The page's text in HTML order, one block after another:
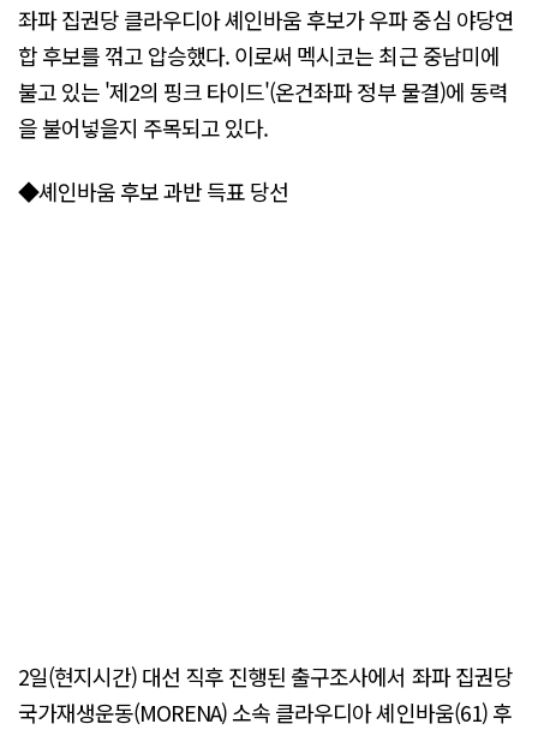
좌파 집권당 클라우디아 셰인바움 후보가 우파 중심 야당연
합 후보를 꺾고 압승했다. 이로써 멕시코는 최근 중남미에
불고 있는 '제2의 핑크 타이드'(온건좌파 정부 물결)에 동력
을 불어넣을지 주목되고 있다.
◆셰인바움 후보 과반 득표 당선
2일(현지시간) 대선 직후 진행된 출구조사에서 좌파 집권당
국가재생운동(MORENA) 소속 클라우디아 셰인바움(61) 후